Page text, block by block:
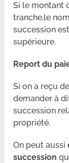
Si le montant
tranche,le
succession
supérieure.
Report du
Si on a reçu
demander à
succession
propriété.
On peut aussi
succession